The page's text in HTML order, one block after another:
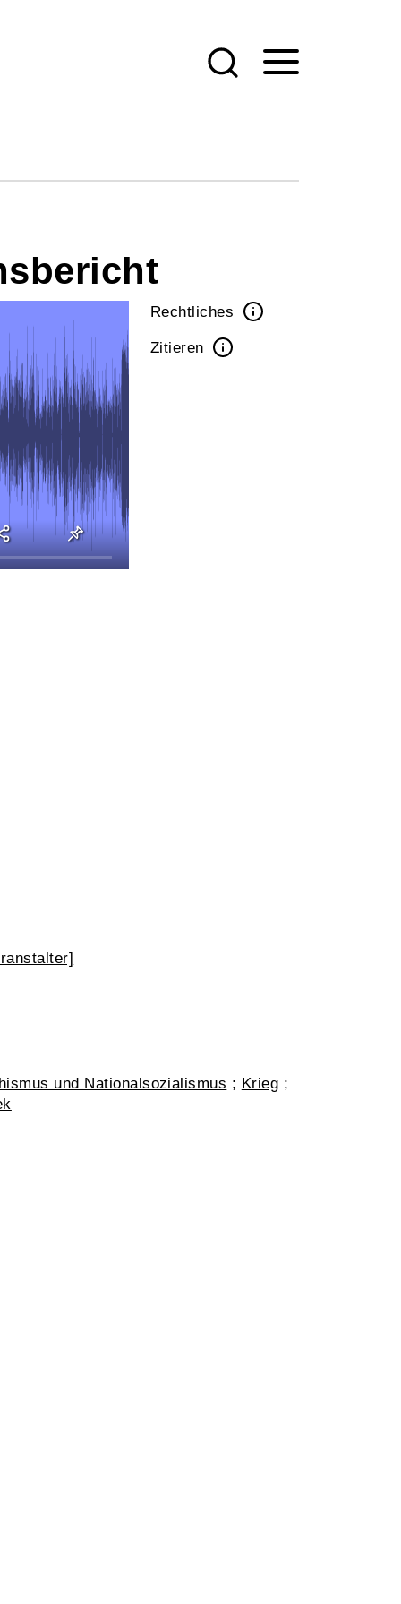
Rechtliches
Zitieren
und Nationalsozialismus ; Krieg ;